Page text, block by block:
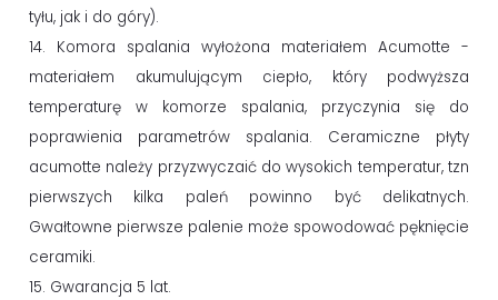
tyłu, jak i do góry).
14. Komora spalania wyłożona materiałem Acumotte -
materiałem akumulującym ciepło, który podwyższa
temperaturę w komorze spalania, przyczynia się do
poprawienia parametrów spalania. Ceramiczne płyty
acumotte należy przyzwyczaić do wysokich temperatur, tzn
pierwszych kilka paleń powinno być delikatnych.
Gwałtowne pierwsze palenie może spowodować pęknięcie
ceramiki.
15. Gwarancja 5 lat.